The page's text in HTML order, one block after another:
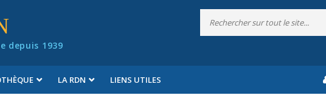
depuis 1939
LA RDN LIENS UTILES